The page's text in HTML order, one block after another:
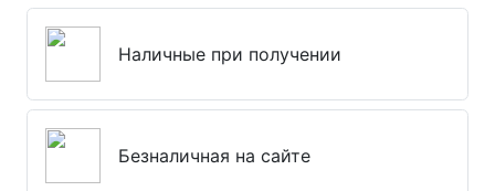
Наличные при получении
Безналичная на сайте